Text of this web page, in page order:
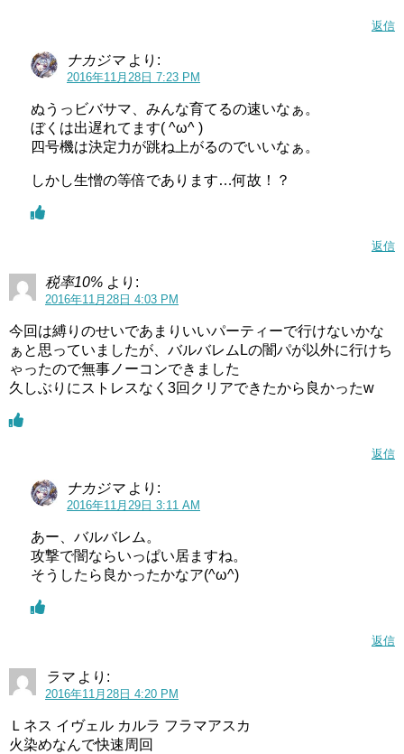
返信
ナカジマ より:
2016年11月28日 7:23 PM
ぬうっビバサマ、みんな育てるの速いなぁ。
ぼくは出遅れてます( ^ω^ )
四号機は決定力が跳ね上がるのでいいなぁ。
しかし生憎の等倍であります…何故！？
返信
税率10% より:
2016年11月28日 4:03 PM
今回は縛りのせいであまりいいパーティーで行けないかな
ぁと思っていましたが、バルバレムLの闇パが以外に行けち
ゃったので無事ノーコンできました
久しぶりにストレスなく3回クリアできたから良かったw
返信
ナカジマ より:
2016年11月29日 3:11 AM
あー、バルバレム。
攻撃で闇ならいっぱい居ますね。
そうしたら良かったかなア(^ω^)
返信
ラマ より:
2016年11月28日 4:20 PM
Ｌネス イヴェル カルラ フラマアスカ
火染めなんで快速周回